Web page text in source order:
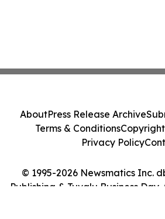
© 1995-2026 Newsmatics Inc.
Publishing & Tuvalu Business Day.
AboutPress Release Archive
Terms & Conditions
Privacy Policy